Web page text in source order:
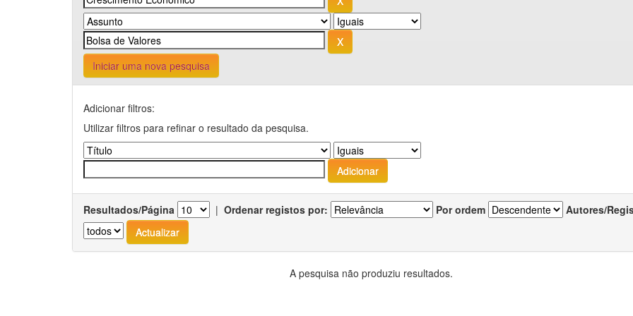
Iniciar uma nova pesquisa
Adicionar filtros:
Utilizar filtros para refinar o resultado da pesquisa.
Resultados/Página | Ordenar registos por: Por ordem Autores/
A pesquisa não produziu resultados.